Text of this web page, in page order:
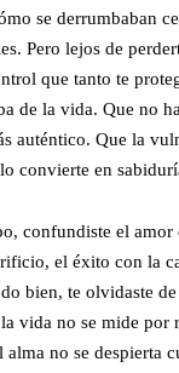
se derrumbaban
Pero lejos de
que tanto te
de la vida. Que no
auténtico. Que la
convierte en
confundiste el amor
el éxito con la
bien, te olvidaste
vida no se mide por
alma no se despierta